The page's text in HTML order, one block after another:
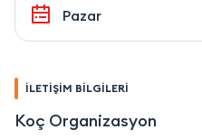
Pazar
İLETİŞİM BİLGİLERİ
Koç Organizasyon